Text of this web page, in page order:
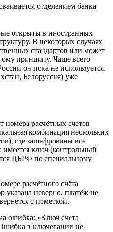
номер
негосударственного
(здесь «коммерческое
российский рубль (код
банком по
отделением банка
открыты в иностранных
В некоторых случаях
стандартов или может
принципу. Чаще всего
он пока не используется,
Белоруссия) уже